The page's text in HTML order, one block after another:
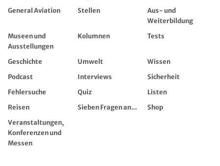
General Aviation
Stellen
Aus- und
Weiterbildung
Museen und
Ausstellungen
Kolumnen Tests
Geschichte Umwelt
Wissen
Podcast
Interviews
Sicherheit
Fehlersuche
Quiz
Listen
Reisen
Sieben Fragen an...
Shop
Veranstaltungen,
Konferenzen und
Messen